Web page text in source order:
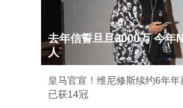
去年信誓旦旦3000万 今年
人
皇马官宣！维尼修斯续约6年
已获14冠